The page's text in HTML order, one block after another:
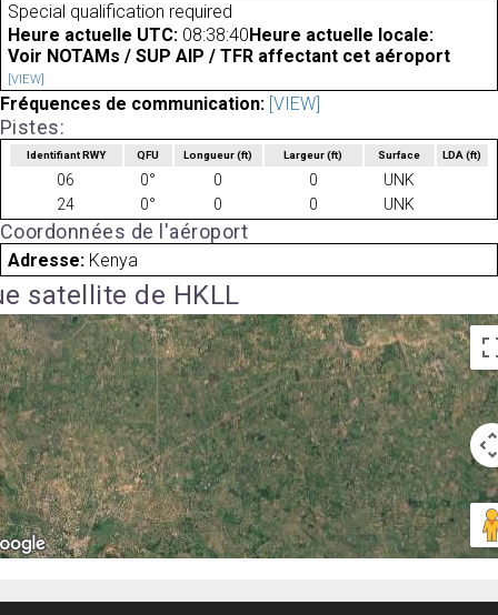
Special qualification required
Heure actuelle UTC: 08:38:40 Heure actuelle locale:
Voir NOTAMs / SUP AIP / TFR affectant cet aéroport
[VIEW]
Fréquences de communication: [VIEW]
Pistes:
Identifiant RWY QFU Longueur(ft) Largeur(ft) Surface LDA(ft)
06 0° 0 0
UNK
24
0° 0 0 UNK
Coordonnées de l'aéroport
Adresse: Kenya
satellite de HKLL